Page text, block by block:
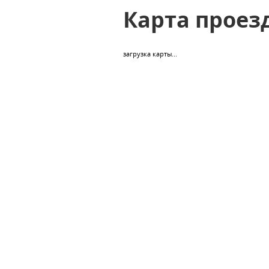
Карта
загрузка карты...